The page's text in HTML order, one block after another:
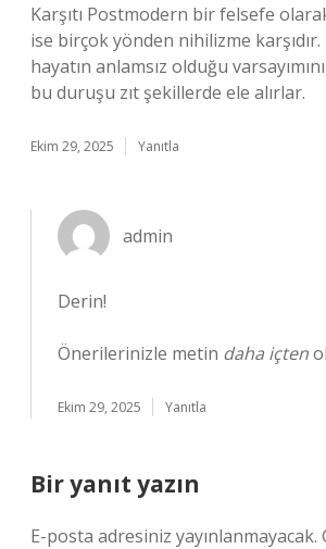
Karşıtı Postmodern bir felsefe
ise birçok yönden nihilizme
hayatın anlamsız olduğu
bu duruşu zıt şekillerde ele alırlar.
Ekim 29, 2025 Yanıtla
admin
Derin!
Önerilerinizle metin daha içten
Ekim 29, 2025 Yanıtla
Bir yanıt yazın
E-posta adresiniz yayınlanmayacak.